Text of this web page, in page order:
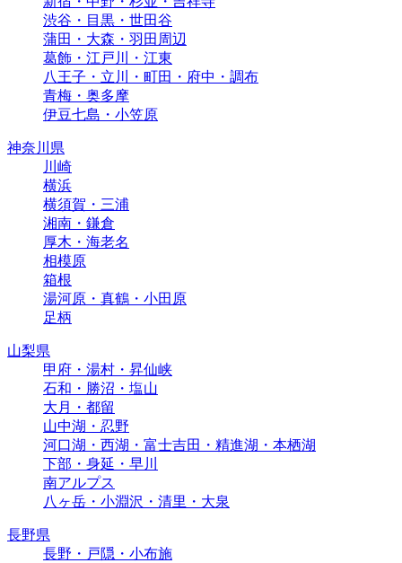
渋谷・目黒・世田谷
蒲田・大森・羽田周辺
葛飾・江戸川・江東
八王子・立川・町田・府中・調布
青梅・奥多摩
伊豆七島・小笠原
神奈川県
川崎
横浜
横須賀・三浦
湘南・鎌倉
厚木・海老名
相模原
箱根
湯河原・真鶴・小田原
足柄
山梨県
甲府・湯村・昇仙峡
石和・勝沼・塩山
大月・都留
山中湖・忍野
河口湖・西湖・富士吉田・精進湖・本栖湖
下部・身延・早川
南アルプス
八ヶ岳・小淵沢・清里・大泉
長野県
長野・戸隠・小布施